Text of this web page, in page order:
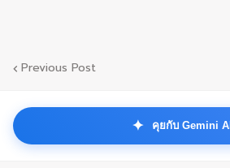
Previous Post
✦ คุยกับ Gemini AI